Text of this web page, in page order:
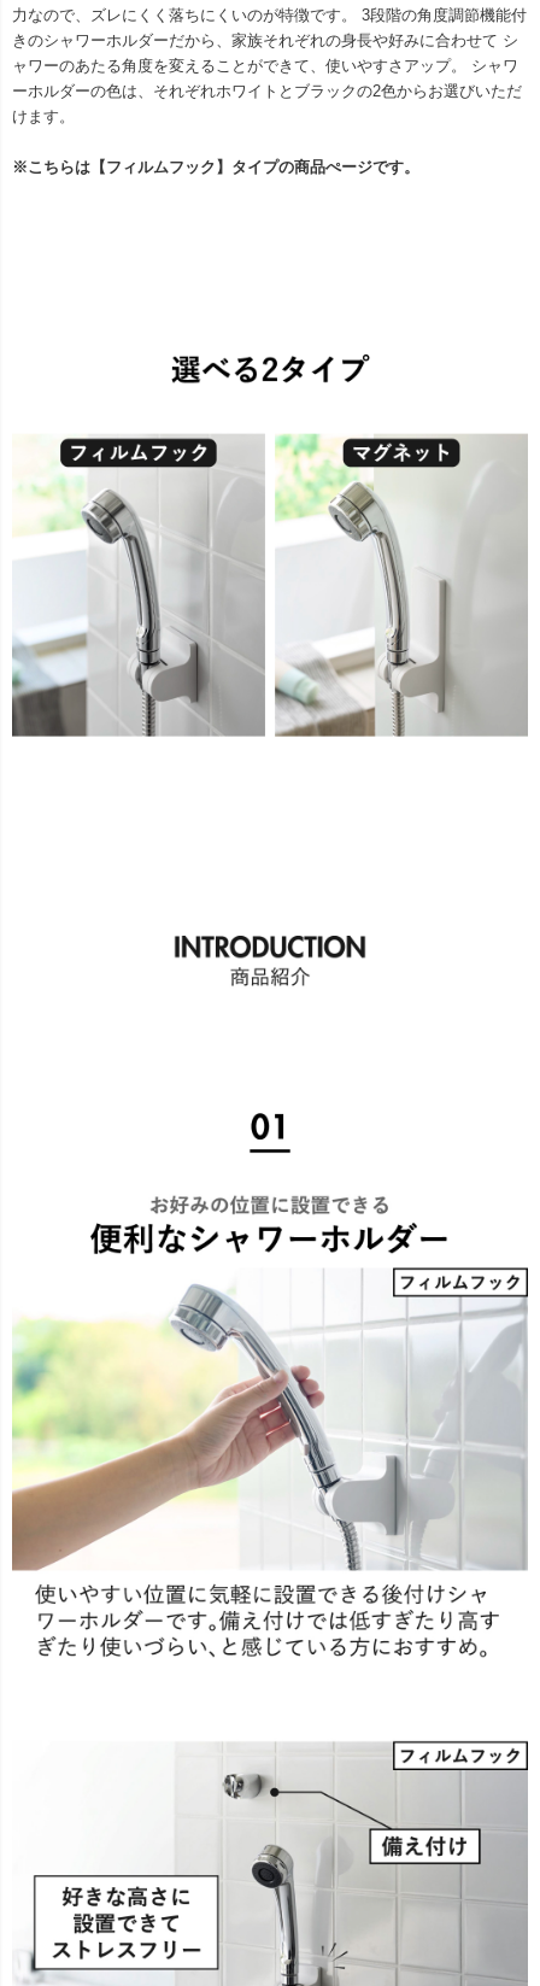
力なので、ズレにくく落ちにくいのが特徴です。 3段階の角度調節機能付
きのシャワーホルダーだから、家族それぞれの身長や好みに合わせて シ
ャワーのあたる角度を変えることができて、使いやすさアップ。 シャワ
ーホルダーの色は、それぞれホワイトとブラックの2色からお選びいただ
けます。
※こちらは【フィルムフック】タイプの商品ぺージです。